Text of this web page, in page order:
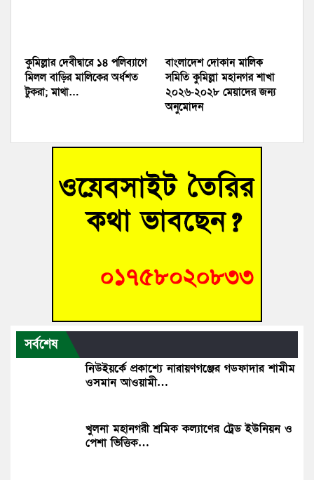
কুমিল্লার দেবীদ্বারে ১৪ পলিব‍্যাগে
মিলল বাড়ির মালিকের অর্ধশত
টুকরা; মাথা…
বাংলাদেশ দোকান মালিক
সমিতি কুমিল্লা মহানগর শাখা
২০২৬-২০২৮ মেয়াদের জন্য
অনুমোদন
সর্বশেষ
নিউইয়র্কে প্রকাশ্যে নারায়ণগঞ্জের গডফাদার শামীম
ওসমান আওয়ামী…
খুলনা মহানগরী শ্রমিক কল্যাণের ট্রেড ইউনিয়ন ও
পেশা ভিত্তিক…